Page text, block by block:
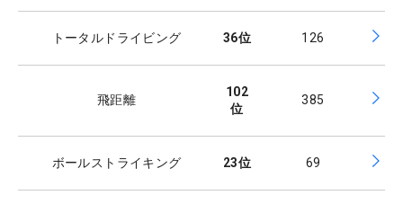
トータルドライビング 36位 126
飛距離
102
位
385
ボールストライキング 23位 69